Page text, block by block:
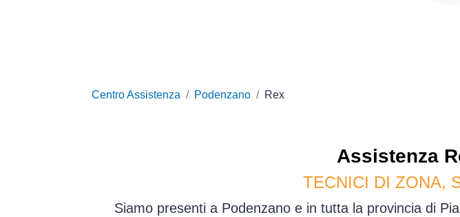
Centro Assistenza Podenzano Rex
Assistenza
TECNICI DI ZONA,
Siamo presenti a Podenzano e in tutta la provincia di